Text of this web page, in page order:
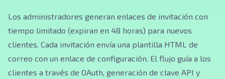
Los administradores generan enlaces de invitación con
tiempo limitado (expiran en 48 horas) para nuevos
clientes. Cada invitación envía una plantilla HTML de
correo con un enlace de configuración. El flujo guía a los
clientes a través de OAuth, generación de clave API y